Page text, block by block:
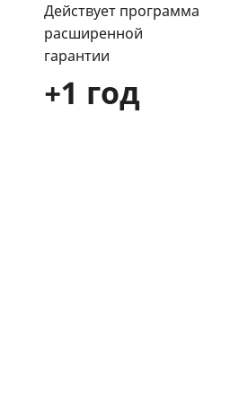
Действует программа
расширенной
гарантии
+1 год